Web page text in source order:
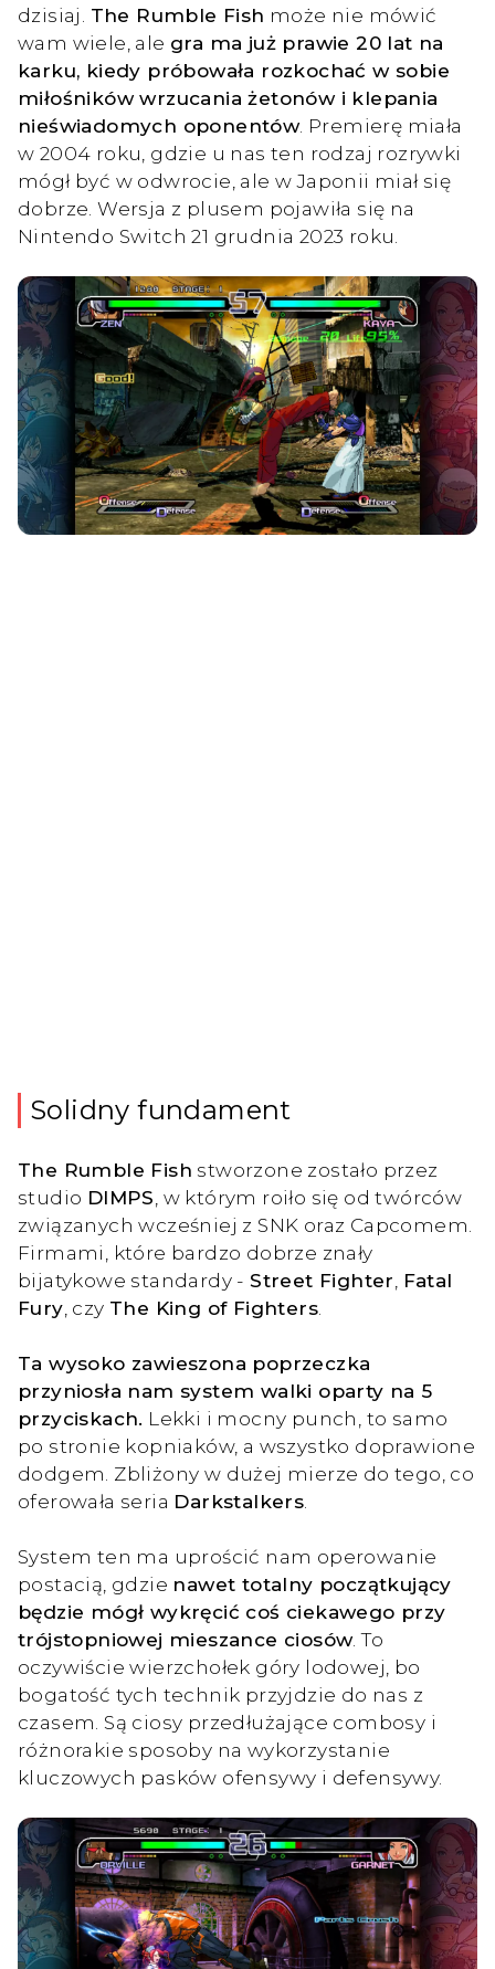
dzisiaj. The Rumble Fish może nie mówić
wam wiele, ale gra ma już prawie 20 lat na
karku, kiedy próbowała rozkochać w sobie
miłośników wrzucania żetonów i klepania
nieświadomych oponentów. Premierę miała
w 2004 roku, gdzie u nas ten rodzaj rozrywki
mógł być w odwrocie, ale w Japonii miał się
dobrze. Wersja z plusem pojawiła się na
Nintendo Switch 21 grudnia 2023 roku.
Solidny fundament
The Rumble Fish stworzone zostało przez
studio DIMPS , w którym roiło się od twórców
związanych wcześniej z SNK oraz Capcomem.
Firmami, które bardzo dobrze znały
bijatykowe standardy -Street Fighter Fatal
Fury , czy The King of Fighters
Ta wysoko zawieszona poprzeczka
przyniosła nam system walki oparty na 5
przyciskach. Lekki i mocny punch, to samo
po stronie kopniaków, a wszystko doprawione
dodgem. Zbliżony w dużej mierze do tego, co
oferowała seria Darkstalkers
System ten ma uprościć nam operowanie
postacią, gdzie nawet totalny początkujący
będzie mógł wykręcić coś ciekawego przy
trójstopniowej mieszance ciosów. To
oczywiście wierzchołek góry lodowej, bo
bogatość tych technik przyjdzie do nas z
czasem. Są ciosy przedłużające combosy i
różnorakie sposoby na wykorzystanie
kluczowych pasków ofensywy i defensywy.